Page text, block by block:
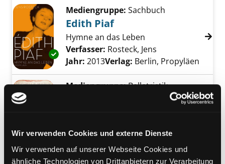
Wir verwenden Cookies und externe Dienste
Wir verwenden auf unserer Webseite Cookies und
ähnliche Technologien von Drittanbietern zur Verarbeitung
Exemplar-Details von Edith Piaf anzeigen
Mediengruppe: Sachbuch
Edith Piaf
Hymne an das Leben
Verfasser: Rosteck, Jens
Jahr: 2013Verlag: Berlin, Propyläen
Mediengruppe:Belletristik
Madame Piaf und das Lied
Roman
Jahr:2019